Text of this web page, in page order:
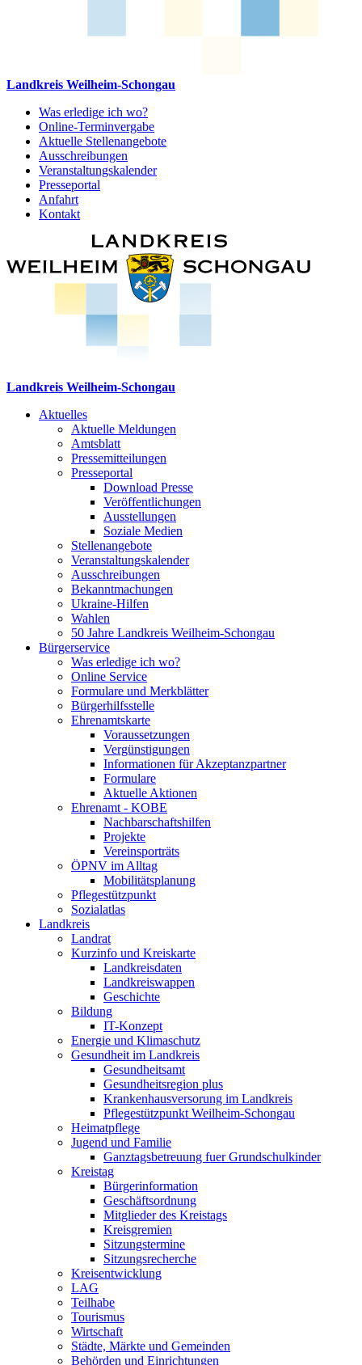
Landkreis Weilheim-Schongau
Was erledige ich wo?
Online-Terminvergabe
Aktuelle Stellenangebote
Ausschreibungen
Veranstaltungskalender
Presseportal
Anfahrt
Kontakt
Landkreis Weilheim-Schongau
Aktuelles
Aktuelle Meldungen
Amtsblatt
Pressemitteilungen
Presseportal
Download Presse
Veröffentlichungen
Ausstellungen
Soziale Medien
Stellenangebote
Veranstaltungskalender
Ausschreibungen
Bekanntmachungen
Ukraine-Hilfen
Wahlen
50 Jahre Landkreis Weilheim-Schongau
Bürgerservice
Was erledige ich wo?
Online Service
Formulare und Merkblätter
Bürgerhilfsstelle
Ehrenamtskarte
Voraussetzungen
Vergünstigungen
Informationen für Akzeptanzpartner
Formulare
Aktuelle Aktionen
Ehrenamt - KOBE
Nachbarschaftshilfen
Projekte
Vereinsporträts
ÖPNV im Alltag
Mobilitätsplanung
Pflegestützpunkt
Sozialatlas
Landkreis
Landrat
Kurzinfo und Kreiskarte
Landkreisdaten
Landkreiswappen
Geschichte
Bildung
IT-Konzept
Energie und Klimaschutz
Gesundheit im Landkreis
Gesundheitsamt
Gesundheitsregion plus
Krankenhausversorung im Landkreis
Pflegestützpunkt Weilheim-Schongau
Heimatpflege
Jugend und Familie
Ganztagsbetreuung fuer Grundschulkinder
Kreistag
Bürgerinformation
Geschäftsordnung
Mitglieder des Kreistags
Kreisgremien
Sitzungstermine
Sitzungsrecherche
Kreisentwicklung
LAG
Teilhabe
Tourismus
Wirtschaft
Städte, Märkte und Gemeinden
Behörden und Einrichtungen